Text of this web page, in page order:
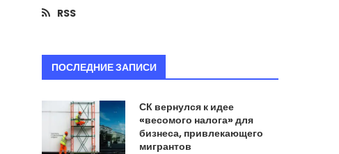
RSS
ПОСЛЕДНИЕ ЗАПИСИ
СК вернулся к идее
«весомого налога» для
бизнеса, привлекающего
мигрантов